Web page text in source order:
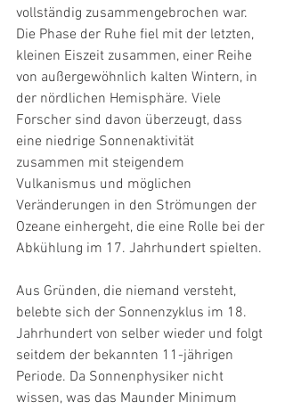
vollständig zusammengebrochen war.
Die Phase der Ruhe fiel mit der letzten,
kleinen Eiszeit zusammen, einer Reihe
von außergewöhnlich kalten Wintern, in
der nördlichen Hemisphäre. Viele
Forscher sind davon überzeugt, dass
eine niedrige Sonnenaktivität
zusammen mit steigendem
Vulkanismus und möglichen
Veränderungen in den Strömungen der
Ozeane einhergeht, die eine Rolle bei der
Abkühlung im 17. Jahrhundert spielten.
Aus Gründen, die niemand versteht,
belebte sich der Sonnenzyklus im 18.
Jahrhundert von selber wieder und folgt
seitdem der bekannten 11-jährigen
Periode. Da Sonnenphysiker nicht
wissen, was das Maunder Minimum